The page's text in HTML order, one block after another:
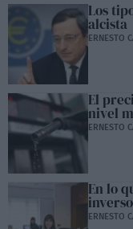
Los
alcista
ERNESTO
El
nivel
ERNESTO
En lo
ERNESTO